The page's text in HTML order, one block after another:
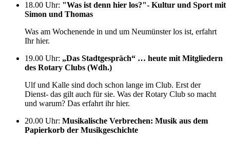
18.00 Uhr: "Was ist denn hier los?"- Kultur und Sport mit
Simon und Thomas
Was am Wochenende in und um Neumünster los ist, erfahrt
Ihr hier.
19.00 Uhr: „Das Stadtgespräch“ … heute mit Mitgliedern
des Rotary Clubs (Wdh.)
Ulf und Kalle sind doch schon lange im Club. Erst der
Dienst- das gilt auch für sie. Was der Rotary Club so macht
und warum? Das erfahrt ihr hier.
20.00 Uhr: Musikalische Verbrechen: Musik aus dem
Papierkorb der Musikgeschichte